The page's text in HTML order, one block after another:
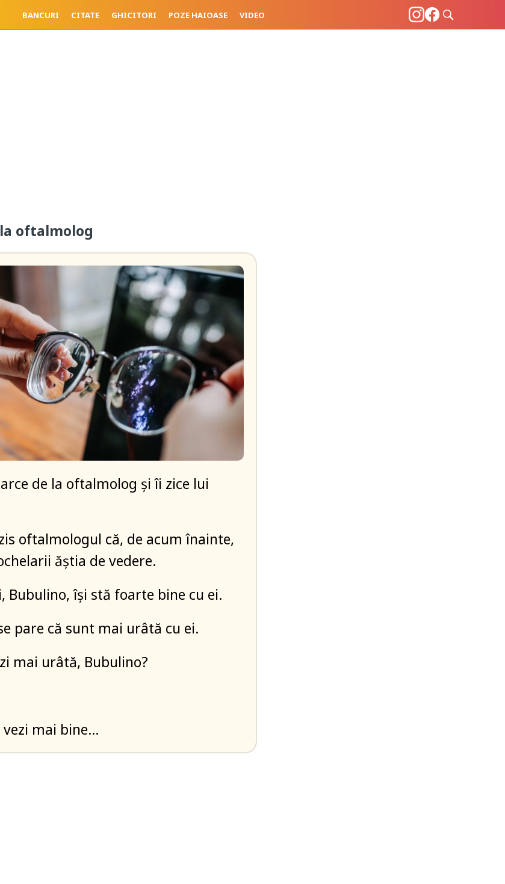
BANCURI CITATE GHICITORI POZE HAIOASE VIDEO
oftalmolog
de la oftalmolog și îi zice lui
oftalmologul că, de acum înainte,
ăștia de vedere.
Bubulino, își stă foarte bine cu ei.
pare că sunt mai urâtă cu ei.
mai urâtă, Bubulino?
vezi mai bine…